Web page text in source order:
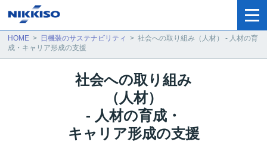
HOME > 日機装のサステナビリティ > 社会への取り組み（人材） - 人材の育
成・キャリア形成の支援
社会への取り組み
（人材）
- 人材の育成・
キャリア形成の支援